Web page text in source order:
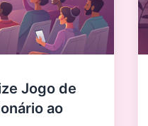
Jogo de
ao